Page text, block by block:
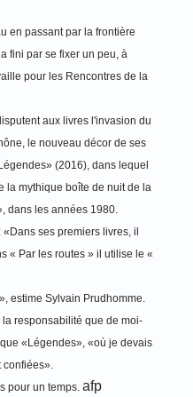
en passant par la frontière
fini par se fixer un peu, à
pour les Rencontres de la
aux livres l'invasion du
le nouveau décor de ses
(2016), dans lequel
la mythique boîte de nuit de la
dans les années 1980.
ses premiers livres, il
« Par les routes » il utilise le «
estime Sylvain Prudhomme.
responsabilité que de moi-
«Légendes», «où je devais
confiées».
pour un temps.afp